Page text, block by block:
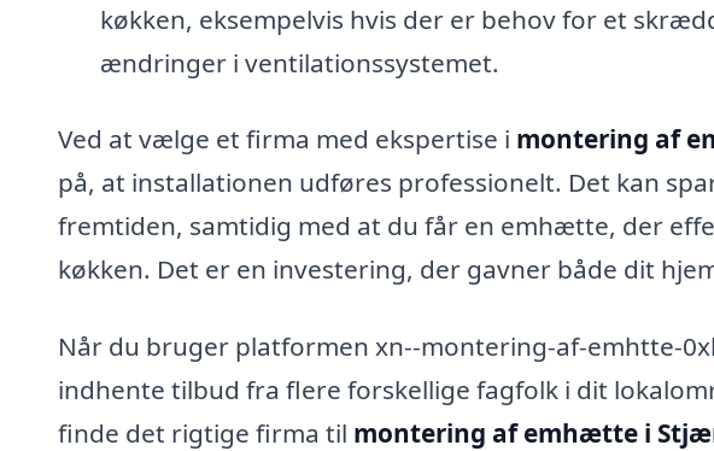
køkken, eksempelvis hvis der er behov for et
ændringer i ventilationssystemet.
Ved at vælge et firma med ekspertise i montering af
på, at installationen udføres professionelt. Det kan
fremtiden, samtidig med at du får en emhætte, der
køkken. Det er en investering, der gavner både dit
Når du bruger platformen xn--montering-af-emhtte-
indhente tilbud fra flere forskellige fagfolk i dit
finde det rigtige firma til montering af emhætte i